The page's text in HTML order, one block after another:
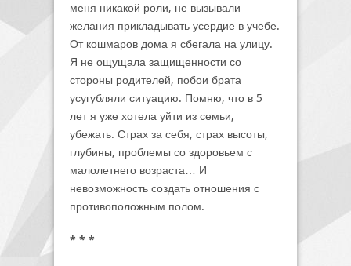
меня никакой роли, не вызывали
желания прикладывать усердие в учебе.
От кошмаров дома я сбегала на улицу.
Я не ощущала защищенности со
стороны родителей, побои брата
усугубляли ситуацию. Помню, что в 5
лет я уже хотела уйти из семьи,
убежать. Страх за себя, страх высоты,
глубины, проблемы со здоровьем с
малолетнего возраста… И
невозможность создать отношения с
противоположным полом.
* * *